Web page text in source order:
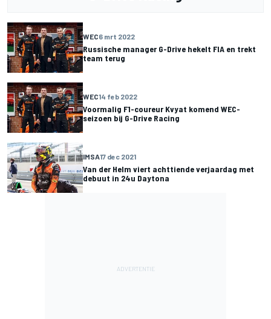
WEC6 mrt 2022
Russische manager G-Drive hekelt FIA en trekt
team terug
WEC14 feb 2022
Voormalig F1-coureur Kvyat komend WEC-
seizoen bij G-Drive Racing
IMSA17 dec 2021
Van der Helm viert achttiende verjaardag met
debuut in 24u Daytona